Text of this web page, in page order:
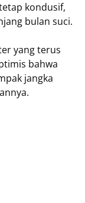
kondusif,
bulan suci.
yang terus
bahwa
jangka